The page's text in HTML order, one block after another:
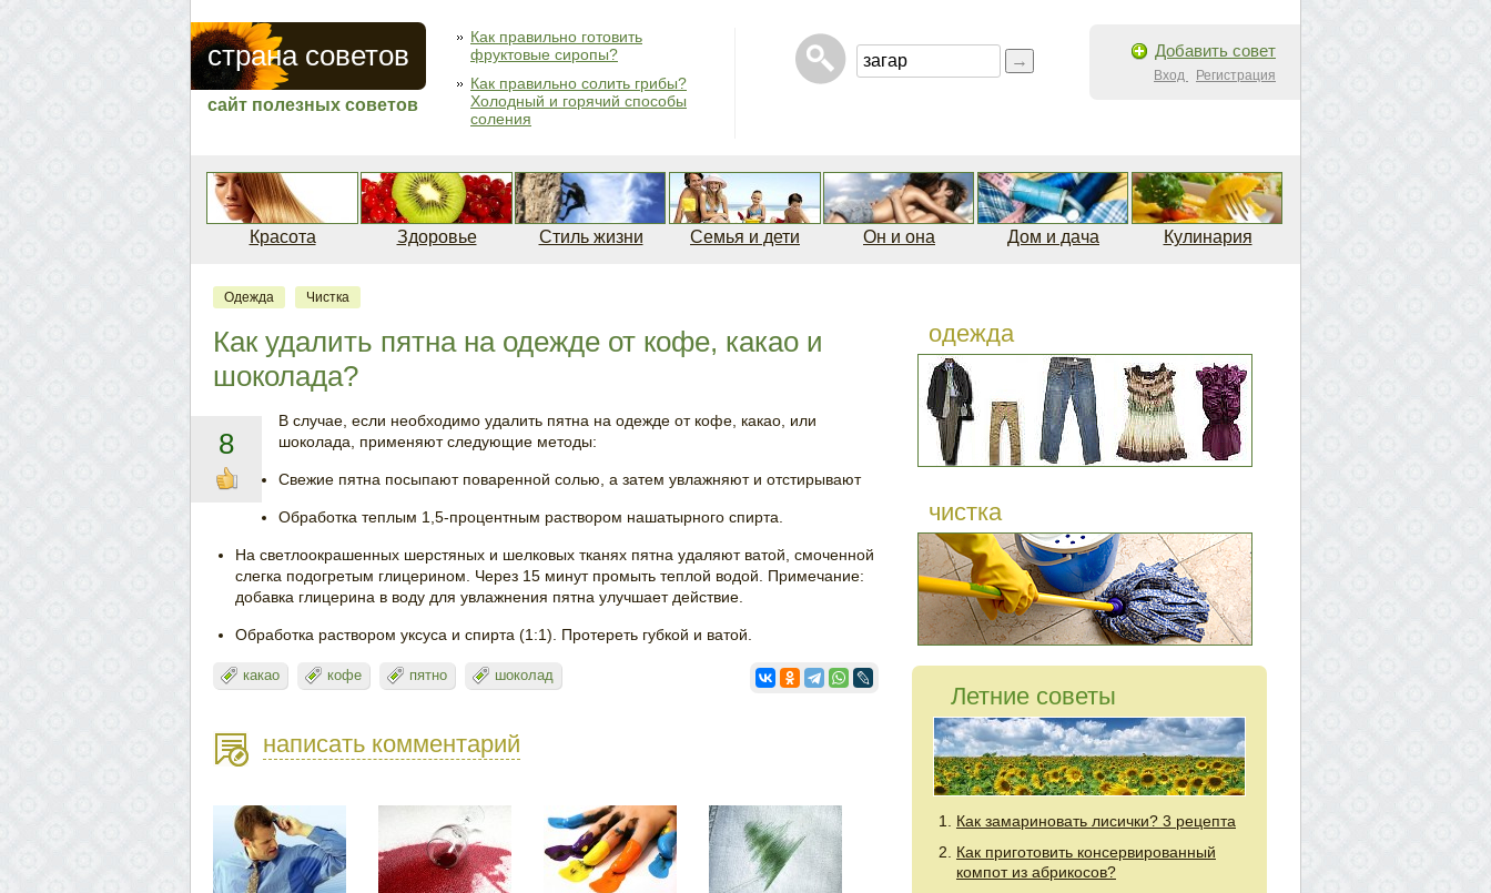
страна советов
сайт полезных советов
Как правильно готовить
фруктовые сиропы?
Как правильно солить грибы?
Холодный и горячий способы
соления
Добавить совет
Вход Регистрация
Красота Здоровье Стиль жизни Семья и дети Он и она Дом и дача Кулинария
Одежда Чистка
Как удалить пятна на одежде от кофе, какао и
шоколада?
8
В случае, если необходимо удалить пятна на одежде от кофе, какао, или
шоколада, применяют следующие методы:
Свежие пятна посыпают поваренной солью, а затем увлажняют и отстирывают
Обработка теплым 1,5-процентным раствором нашатырного спирта.
На светлоокрашенных шерстяных и шелковых тканях пятна удаляют ватой, смоченной
слегка подогретым глицерином. Через 15 минут промыть теплой водой. Примечание:
добавка глицерина в воду для увлажнения пятна улучшает действие.
Обработка раствором уксуса и спирта (1:1). Протереть губкой и ватой.
какао кофе пятно шоколад
написать комментарий
одежда
чистка
Летние советы
Как замариновать лисички? 3 рецепта
Как приготовить консервированный
компот из абрикосов?